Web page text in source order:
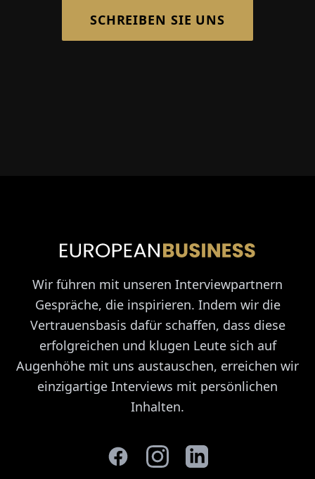
SCHREIBEN SIE UNS
Wir führen mit unseren Interviewpartnern
Gespräche, die inspirieren. Indem wir die
Vertrauensbasis dafür schaffen, dass diese
erfolgreichen und klugen Leute sich auf
Augenhöhe mit uns austauschen, erreichen wir
einzigartige Interviews mit persönlichen
Inhalten.